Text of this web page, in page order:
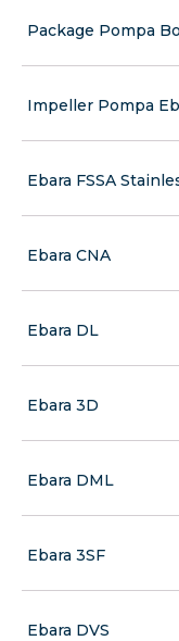
Package Pompa
Impeller Pompa
Ebara FSSA
Ebara CNA
Ebara DL
Ebara 3D
Ebara DML
Ebara 3SF
Ebara DVS